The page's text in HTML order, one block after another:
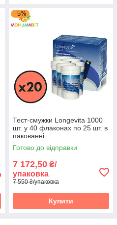
–5%
Тест-смужки Longevita 1000
шт. у 40 флаконах по 25 шт. в
пакованні
Готово до відправки
7 172,50 ₴/
упаковка
7 550 ₴/упаковка
Купити